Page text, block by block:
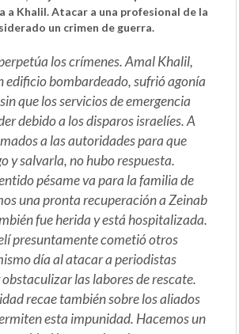
a Khalil. Atacar a una profesional de la
un crimen de guerra.
los crímenes. Amal Khalil,
edificio bombardeado, sufrió agonía
que los servicios de emergencia
debido a los disparos israelíes. A
a las autoridades para que
y salvarla, no hubo respuesta.
pésame va para la familia de
una pronta recuperación a Zeinab
fue herida y está hospitalizada.
presuntamente cometió otros
día al atacar a periodistas
las labores de rescate.
recae también sobre los aliados
esta impunidad. Hacemos un